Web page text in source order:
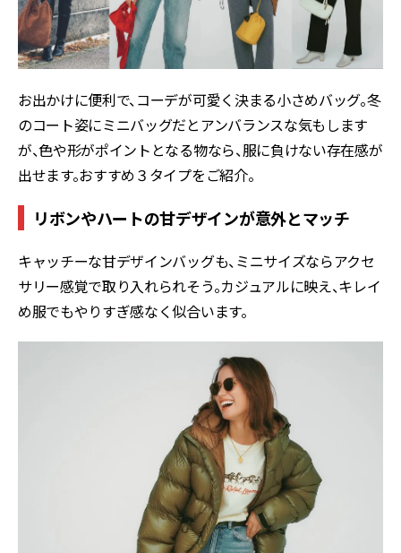
お出かけに便利で、コーデが可愛く決まる小さめバッグ。冬
のコート姿にミニバッグだとアンバランスな気もします
が、色や形がポイントとなる物なら、服に負けない存在感が
出せます。おすすめ３タイプをご紹介。
リボンやハートの甘デザインが意外とマッチ
キャッチーな甘デザインバッグも、ミニサイズならアクセ
サリー感覚で取り入れられそう。カジュアルに映え、キレイ
め服でもやりすぎ感なく似合います。